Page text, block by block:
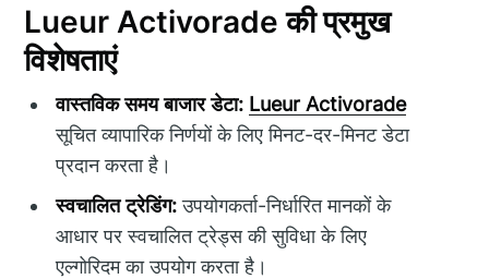
Lueur Activorade की प्रमुख
विशेषताएं
वास्तविक समय बाजार डेटा: Lueur Activorade
सूचित व्यापारिक निर्णयों के लिए मिनट-दर-मिनट डेटा
प्रदान करता है।
स्वचालित ट्रेडिंग:उपयोगकर्ता-निर्धारित मानकों के
आधार पर स्वचालित ट्रेड्स की सुविधा के लिए
एल्गोरिदम का उपयोग करता है।